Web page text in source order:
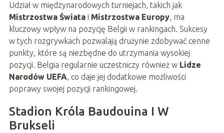
Udział w międzynarodowych turniejach, takich jak
Mistrzostwa Światai Mistrzostwa Europy, ma
kluczowy wpływ na pozycję Belgii w rankingach. Sukcesy
w tych rozgrywkach pozwalają drużynie zdobywać cenne
punkty, które są niezbędne do utrzymania wysokiej
pozycji. Belgia regularnie uczestniczy również w Lidze
Narodów UEFA, co daje jej dodatkowe możliwości
poprawy swojej pozycji rankingowej.
Stadion Króla Baudouina I W
Brukseli